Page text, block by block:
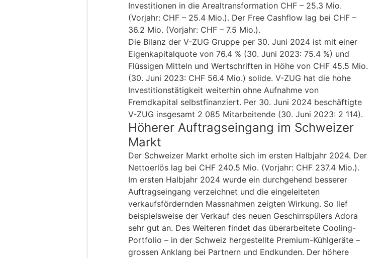
Investitionen in die Arealtransformation CHF – 25.3 Mio.
(Vorjahr: CHF – 25.4 Mio.). Der Free Cashflow lag bei CHF –
36.2 Mio. (Vorjahr: CHF – 7.5 Mio.).
Die Bilanz der V-ZUG Gruppe per 30. Juni 2024 ist mit einer
Eigenkapitalquote von 76.4 % (30. Juni 2023: 75.4 %) und
Flüssigen Mitteln und Wertschriften in Höhe von CHF 45.5 Mio.
(30. Juni 2023: CHF 56.4 Mio.) solide. V-ZUG hat die hohe
Investitionstätigkeit weiterhin ohne Aufnahme von
Fremdkapital selbstfinanziert. Per 30. Juni 2024 beschäftigte
V-ZUG insgesamt 2 085 Mitarbeitende (30. Juni 2023: 2 114).
Höherer Auftragseingang im Schweizer
Markt
Der Schweizer Markt erholte sich im ersten Halbjahr 2024. Der
Nettoerlös lag bei CHF 240.5 Mio. (Vorjahr: CHF 237.4 Mio.).
Im ersten Halbjahr 2024 wurde ein durchgehend besserer
Auftragseingang verzeichnet und die eingeleiteten
verkaufsfördernden Massnahmen zeigten Wirkung. So lief
beispielsweise der Verkauf des neuen Geschirrspülers Adora
sehr gut an. Des Weiteren findet das überarbeitete Cooling-
Portfolio – in der Schweiz hergestellte Premium-Kühlgeräte –
grossen Anklang bei Partnern und Endkunden. Der höhere